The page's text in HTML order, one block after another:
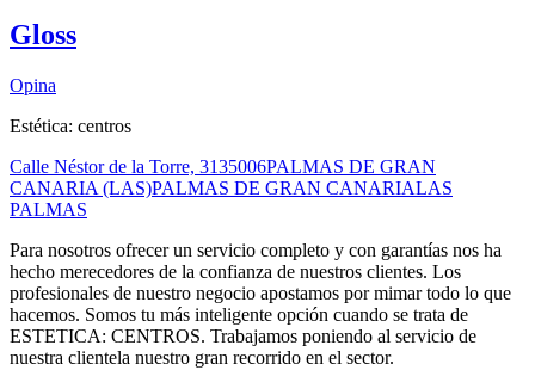
Gloss
Opina
Estética: centros
Calle Néstor de la Torre, 3135006PALMAS DE GRAN
CANARIA (LAS)PALMAS DE GRAN CANARIALAS
PALMAS
Para nosotros ofrecer un servicio completo y con garantías nos ha
hecho merecedores de la confianza de nuestros clientes. Los
profesionales de nuestro negocio apostamos por mimar todo lo que
hacemos. Somos tu más inteligente opción cuando se trata de
ESTETICA: CENTROS. Trabajamos poniendo al servicio de
nuestra clientela nuestro gran recorrido en el sector.